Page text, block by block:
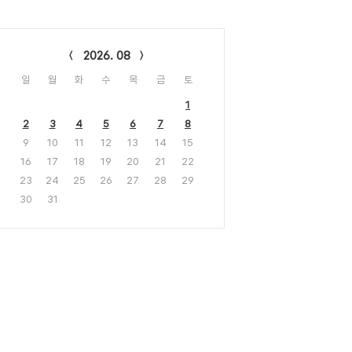
2026. 08
일 월 화 수 목 금 토
1
2
3 4 5 6 7
8
9
10 11 12 13 14
15
16
17 18 19 20 21
22
23
24 25 26 27 28
29
30
31